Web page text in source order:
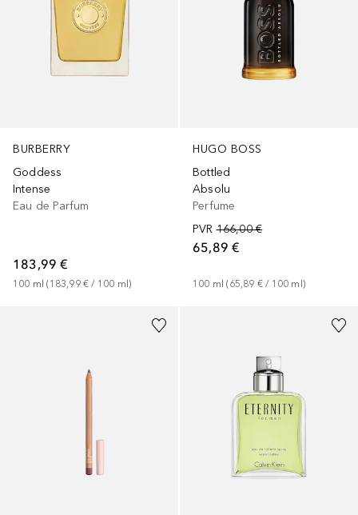
BURBERRY
Goddess
Intense
Eau de Parfum
183,99 €
100 ml (183,99 € / 100 ml)
HUGO BOSS
Bottled
Absolu
Perfume
PVR 166,00 €
65,89 €
100 ml (65,89 € / 100 ml )
+ 9